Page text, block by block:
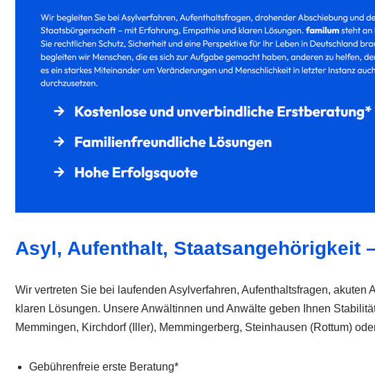
Asyl, Aufenthalt, Staatsangehörigkeit
Wir vertreten Sie bei laufenden Asylverfahren, Aufenthaltsfragen,
klaren Lösungen. Unsere Anwältinnen und Anwälte geben Ihnen
Memmingen, Kirchdorf (Iller), Memmingerberg, Steinhausen (Rottum)
Gebührenfreie erste Beratung*